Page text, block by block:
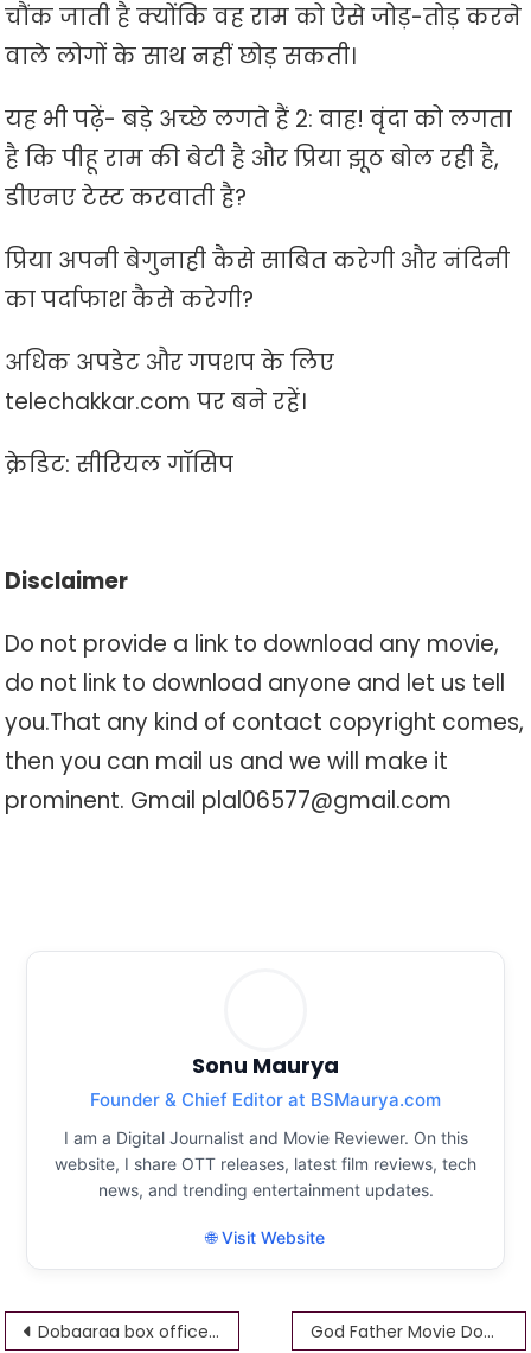
चौंक जाती है क्योंकि वह राम को ऐसे जोड़-तोड़ करने
वाले लोगों के साथ नहीं छोड़ सकती।
यह भी पढ़ें- बड़े अच्छे लगते हैं 2: वाह! वृंदा को लगता
है कि पीहू राम की बेटी है और प्रिया झूठ बोल रही है,
डीएनए टेस्ट करवाती है?
प्रिया अपनी बेगुनाही कैसे साबित करेगी और नंदिनी
का पर्दाफाश कैसे करेगी?
अधिक अपडेट और गपशप के लिए
telechakkar.com पर बने रहें।
क्रेडिट: सीरियल गॉसिप
Disclaimer
Do not provide a link to download any movie,
do not link to download anyone and let us tell
you.That any kind of contact copyright comes,
then you can mail us and we will make it
prominent. Gmail plal06577@gmail.com
Sonu Maurya
Founder & Chief Editor at BSMaurya.com
I am a Digital Journalist and Movie Reviewer. On this
website, I share OTT releases, latest film reviews, tech
news, and trending entertainment updates.
🌐 Visit Website
Post
Dobaaraa box office collection day 2 Dobaaraa Movie DOWNLOAD 480p, 720p 1080p Full HD 4K 1.24GB God Father Movie Download Movie DOWNLOAD 480p, 720p 1080p Full HD 4K 1.24GB Watch God Father Full HD Movie Chiranjeevi, Salman Khan-starrer